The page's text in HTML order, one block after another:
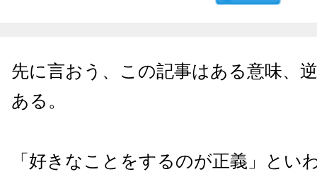
先に言おう、この記事はある意味、
ある。
「好きなことをするのが正義」とい